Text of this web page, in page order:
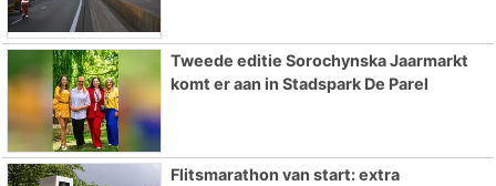
Tweede editie Sorochynska Jaarmarkt
komt er aan in Stadspark De Parel
Flitsmarathon van start: extra